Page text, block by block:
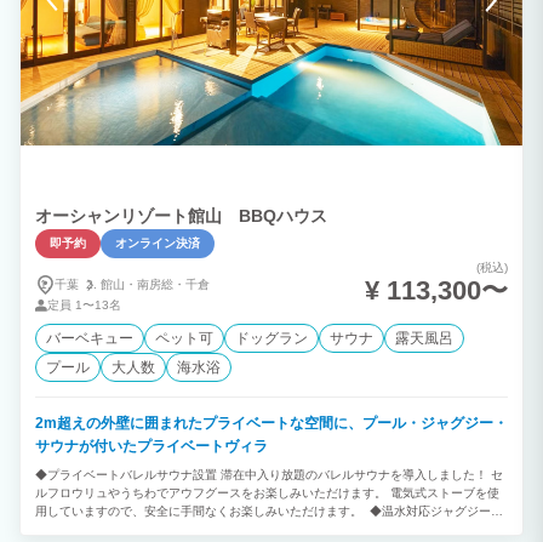
で、プランに合わせアレンジできます。 伊豆諸島～離島～まで、ロングクルージング
も承ります。
オーシャンリゾート館山 BBQハウス
即予約 オンライン決済
千葉 館山・ 南房総・ 千倉
定員 1〜13名
(税込)
¥ 113,300〜
バーベキュー ペット可 ドッグラン サウナ
露天風呂
プール
大人数 海水浴
2m超えの外壁に囲まれたプライベートな空間に、プール・ジャグジー・
サウナが付いたプライベートヴィラ
◆プライベートバレルサウナ設置 滞在中入り放題のバレルサウナを導入しました！ セ
ルフロウリュやうちわでアウフグースをお楽しみいただけます。 電気式ストーブを使
用していますので、安全に手間なくお楽しみいただけます。 ◆温水対応ジャグジーを